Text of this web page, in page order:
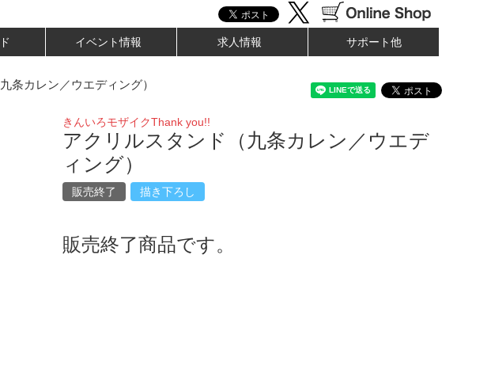
イベント情報 求人情報 サポート他
カレン／ウエディング）
きんいろモザイクThank you!!
アクリルスタンド（九条カレン／ウエデ
ィング）
販売終了 描き下ろし
販売終了商品です。